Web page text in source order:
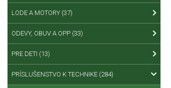
LODE A MOTORY (37)
ODEVY, OBUV A OPP (33)
PRE DETI (13)
PRÍSLUŠENSTVO K TECHNIKE (284)